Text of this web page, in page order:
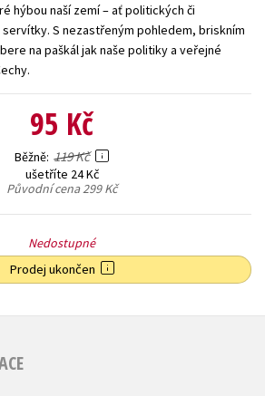
hýbou naší zemí – ať politických či
S nezastřeným pohledem, briskním
na paškál jak naše politiky a veřejné
95 Kč
Běžně 119 Kč
ušetříte 24 Kč
Původní cena299 Kč
Nedostupné
Prodej ukončen